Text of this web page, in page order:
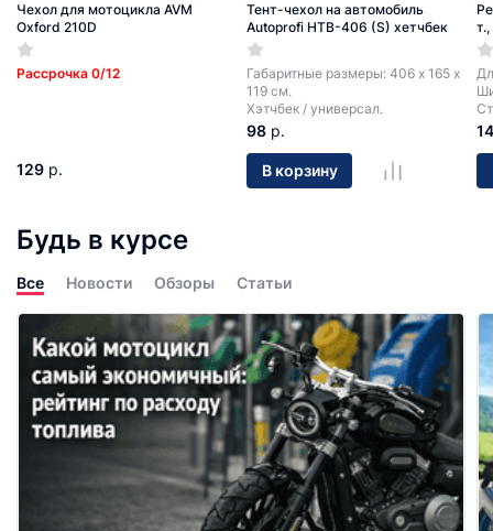
Чехол для мотоцикла AVM
Oxford 210D
Рассрочка 0/12
129 р.
Тент-чехол на автомобиль
Autoprofi HTB-406 (S) хетчбек
Габаритные размеры: 406 х 165 х
119 см.
Хэтчбек / универсал.
98 р.
В корзину
14
Будь в курсе
Все Новости Обзоры Статьи